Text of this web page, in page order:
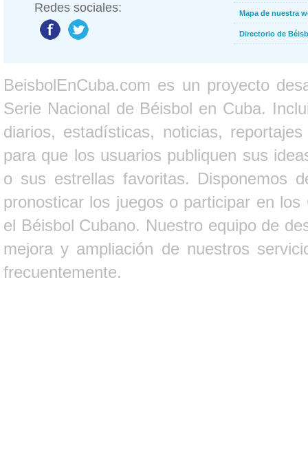
Redes sociales: Mapa de nuestra
Directorio de
BeisbolEnCuba.com es un proyecto
Serie Nacional de Béisbol en Cuba.
diarios, estadísticas, noticias,
para que los usuarios publiquen sus
o sus estrellas favoritas. Disponemos
pronosticar los juegos o participar en
el Béisbol Cubano. Nuestro equipo de
mejora y ampliación de nuestros
frecuentemente.